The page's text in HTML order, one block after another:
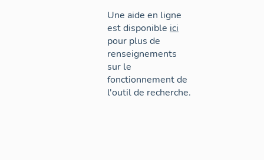
Une aide en ligne
est disponible ici
pour plus de
renseignements
sur le
fonctionnement de
l'outil de recherche.